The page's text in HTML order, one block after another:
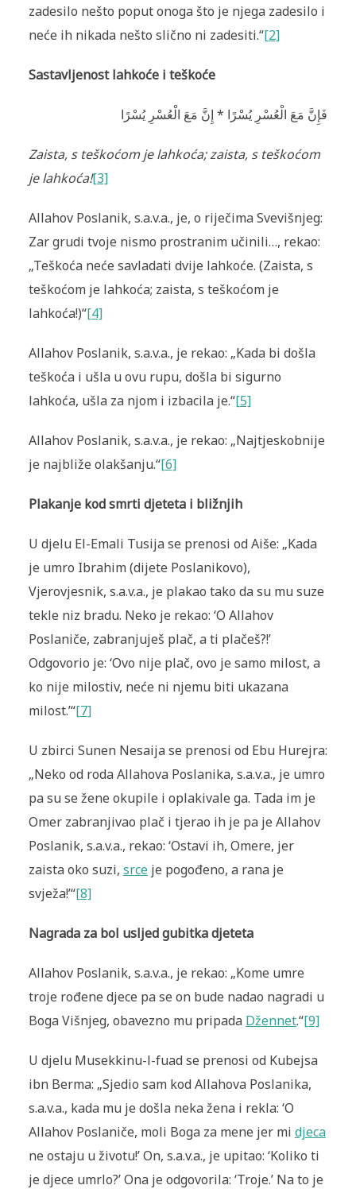
zadesilo nešto poput onoga što je njega zadesilo i
neće ih nikada nešto slično ni zadesiti.“[2]
Sastavljenost lahkoće i teškoće
فَإِنَّ مَعَ الْعُسْرِ يُسْرًا * إِنَّ مَعَ الْعُسْرِ يُسْرًا
Zaista, s teškoćom je lahkoća; zaista, s teškoćom
je lahkoća![3]
Allahov Poslanik, s.a.v.a., je, o riječima Svevišnjeg:
Zar grudi tvoje nismo prostranim učinili…, rekao:
„Teškoća neće savladati dvije lahkoće. (Zaista, s
teškoćom je lahkoća; zaista, s teškoćom je
lahkoća!)“[4]
Allahov Poslanik, s.a.v.a., je rekao: „Kada bi došla
teškoća i ušla u ovu rupu, došla bi sigurno
lahkoća, ušla za njom i izbacila je.“[5]
Allahov Poslanik, s.a.v.a., je rekao: „Najtjeskobnije
je najbliže olakšanju.“[6]
Plakanje kod smrti djeteta i bližnjih
U djelu El-Emali Tusija se prenosi od Aiše: „Kada
je umro Ibrahim (dijete Poslanikovo),
Vjerovjesnik, s.a.v.a., je plakao tako da su mu suze
tekle niz bradu. Neko je rekao: ‘O Allahov
Poslaniče, zabranjuješ plač, a ti plačeš?!’
Odgovorio je: ‘Ovo nije plač, ovo je samo milost, a
ko nije milostiv, neće ni njemu biti ukazana
milost.’“[7]
U zbirci Sunen Nesaija se prenosi od Ebu Hurejra:
„Neko od roda Allahova Poslanika, s.a.v.a., je umro
pa su se žene okupile i oplakivale ga. Tada im je
Omer zabranjivao plač i tjerao ih je pa je Allahov
Poslanik, s.a.v.a., rekao: ‘Ostavi ih, Omere, jer
zaista oko suzi, srceje pogođeno, a rana je
svježa!’“[8]
Nagrada za bol usljed gubitka djeteta
Allahov Poslanik, s.a.v.a., je rekao: „Kome umre
troje rođene djece pa se on bude nadao nagradi u
Boga Višnjeg, obavezno mu pripada Džennet.“[9]
U djelu Musekkinu-l-fuad se prenosi od Kubejsa
ibn Berma: „Sjedio sam kod Allahova Poslanika,
s.a.v.a., kada mu je došla neka žena i rekla: ‘O
Allahov Poslaniče, moli Boga za mene jer mi djeca
ne ostaju u životu!’ On, s.a.v.a., je upitao: ‘Koliko ti
je djece umrlo?’ Ona je odgovorila: ‘Troje.’ Na to je